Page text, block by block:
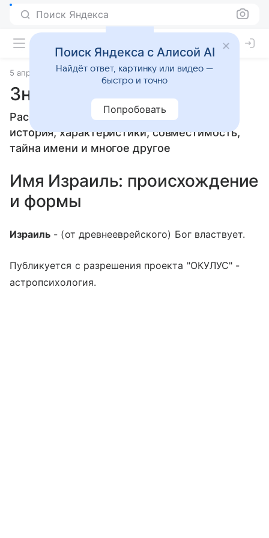
Поиск Яндекса
5 апреля 2010 Значение имени
Значение имени Израиль
Расскажем, что означает имя Израиль:
история, характеристики, совместимость,
тайна имени и многое другое
Имя Израиль: происхождение
и формы
Израиль - (от древнееврейского) Бог властвует.
Публикуется с разрешения проекта "ОКУЛУС" -
астропсихология.
Поиск Яндекса с Алисой AI
Найдёт ответ, картинку или видео —
быстро и точно
Попробовать